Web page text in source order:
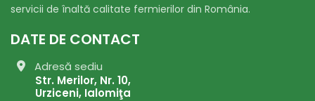
servicii de înaltă calitate fermierilor din România.
DATE DE CONTACT
Adresă sediu
Str. Merilor, Nr. 10,
Urziceni, Ialomiţa